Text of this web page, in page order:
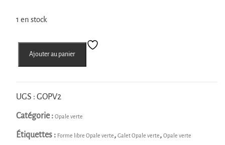
1 en stock
Opale
verte
Ajouter au panier
UGS : GOPV2
Catégorie : Opale verte
Étiquettes : Forme libre Opale verte, Galet Opale verte, Opale verte